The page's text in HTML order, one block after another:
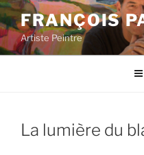
Aller
au
contenu
principal
FRANÇOIS
Artiste Peintre
La lumière du